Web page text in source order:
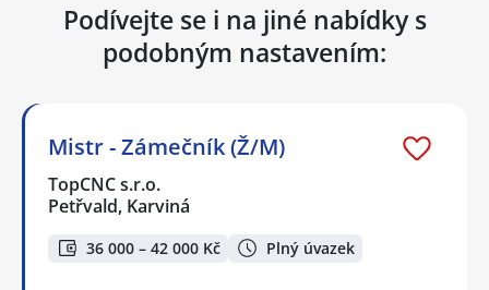
Podívejte se i na jiné nabídky s
podobným nastavením:
Mistr - Zámečník (Ž/M)
TopCNC s.r.o.
Petřvald, Karviná
36 000 – 42 000 Kč Plný úvazek